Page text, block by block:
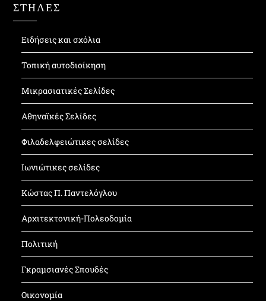
ΣΤΗΛΕΣ
Ειδήσεις και σχόλια
Τοπική αυτοδιοίκηση
Μικρασιατικές Σελίδες
Αθηναϊκές Σελίδες
Φιλαδελφειώτικες σελίδες
Ιωνιώτικες σελίδες
Κώστας Π. Παντελόγλου
Αρχιτεκτονική-Πολεοδομία
Πολιτική
Γκραμσιανές Σπουδές
Οικονομία